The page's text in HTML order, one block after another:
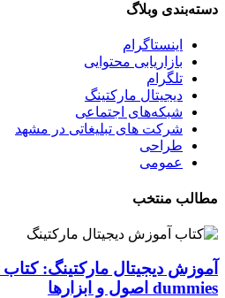
دسته‌بندی وبلاگ
اینستاگرام
بازاریابی محتوایی
تلگرام
دیجیتال مارکتینگ
شبکه‌های اجتماعی
شرکت های تبلیغاتی در مشهد
طراحی
عمومی
مطالب منتخب
dummies اصول و ابزارها